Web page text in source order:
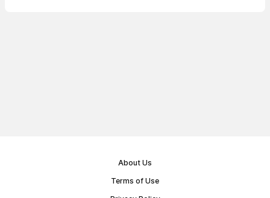
About Us
Terms of Use